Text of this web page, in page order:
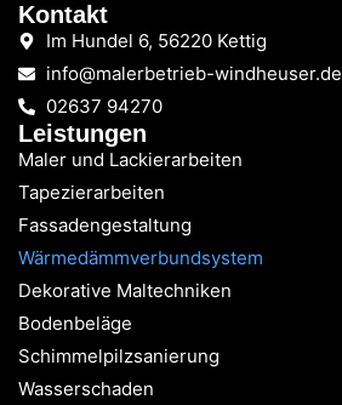
Kontakt
Im Hundel 6, 56220 Kettig
info@malerbetrieb-windheuser.de
02637 94270
Leistungen
Maler und Lackierarbeiten
Tapezierarbeiten
Fassadengestaltung
Wärmedämmverbundsystem
Dekorative Maltechniken
Bodenbeläge
Schimmelpilzsanierung
Wasserschaden